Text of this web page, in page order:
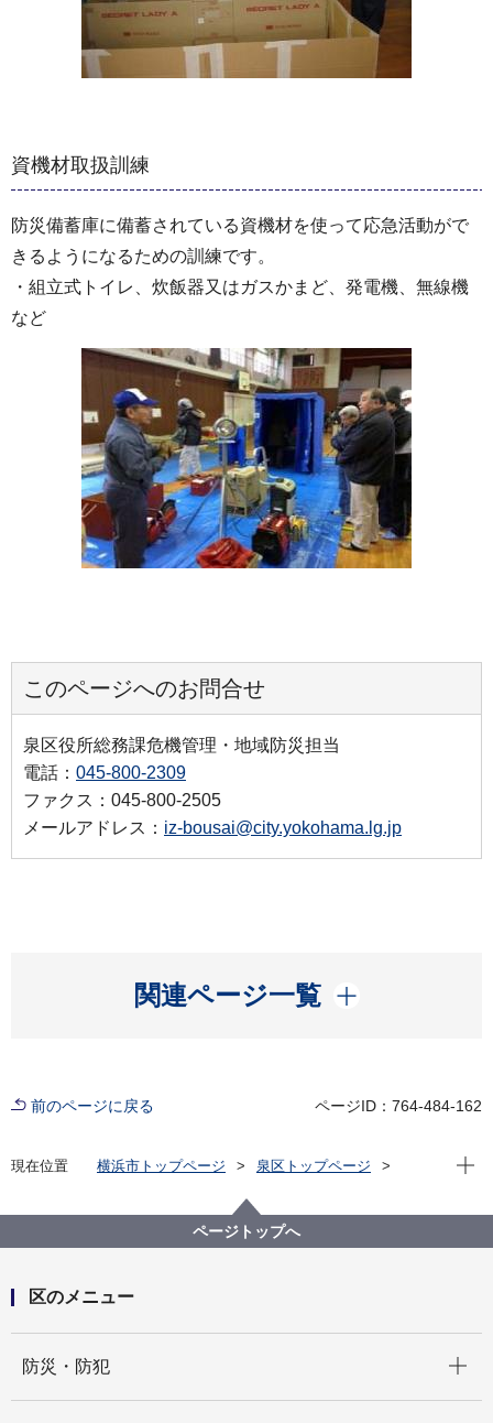
資機材取扱訓練
防災備蓄庫に備蓄されている資機材を使って応急活動がで
きるようになるための訓練です。
・組立式トイレ、炊飯器又はガスかまど、発電機、無線機
など
このページへのお問合せ
泉区役所総務課危機管理・地域防災担当
電話： 045-800-2309
ファクス：045-800-2505
メールアドレス： iz-bousai@city.yokohama.lg.jp
関連ページ一覧
開く
前のページに戻る ページID：764-484-162
現在位置 横浜市トップページ
泉区トップページ
地域防災拠点開設・運営訓練（訓練日程はこちら）
現在
ページトップへ
区のメニュー
防災・防犯